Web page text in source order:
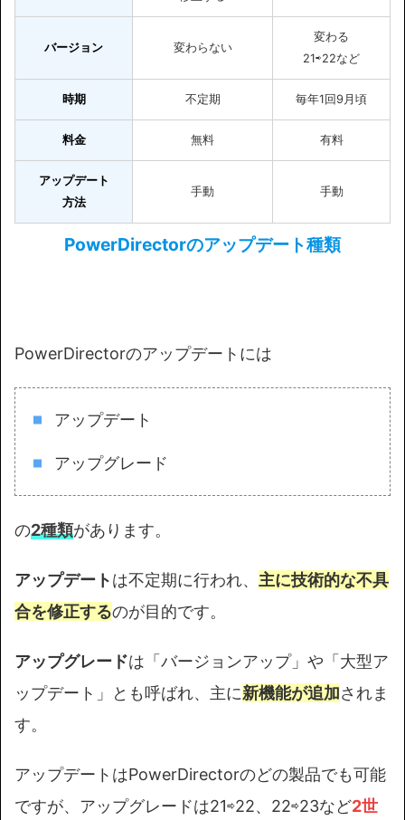
バージョン 変わらない
変わる
21⇨22など
時期 不定期 毎年1回9月頃
料金 無料 有料
アップデート
方法
手動 手動
PowerDirectorのアップデート種類
PowerDirectorのアップデートには
アップデート
アップグレード
の2種類があります。
アップデートは不定期に行われ、 主に技術的な不具
合を修正するのが目的です。
アップグレードは「バージョンアップ」や「大型ア
ップデート」とも呼ばれ、主に新機能が追加されま
す。
アップデートはPowerDirectorのどの製品でも可能
ですが、アップグレードは21⇨22、22⇨23など2世